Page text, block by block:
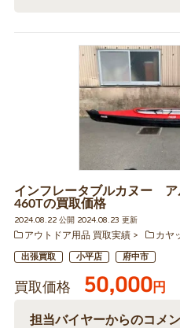
インフレータブルカヌー
460Tの買取価格
2024.08.22 公開 2024.08.23 更新
アウトドア用品 買取実績
カヤ
出張買取 小平店 府中市
買取価格 50,000円
担当バイヤーからのコメ